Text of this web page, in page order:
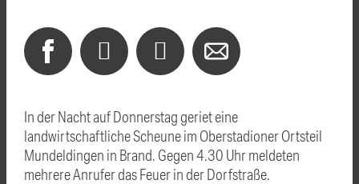
In der Nacht auf Donnerstag geriet eine
landwirtschaftliche Scheune im Oberstadioner Ortsteil
Mundeldingen in Brand. Gegen 4.30 Uhr meldeten
mehrere Anrufer das Feuer in der Dorfstraße.